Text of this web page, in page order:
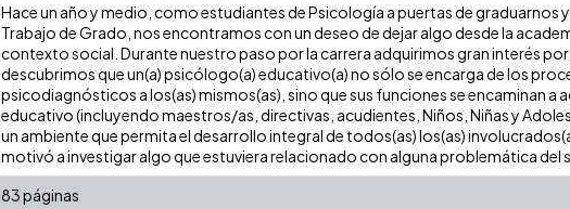
Hace un año y medio, como estudiantes de Psicología a puertas de
Trabajo de Grado, nos encontramos con un deseo de dejar algo desde la
contexto social. Durante nuestro paso por la carrera adquirimos gran interés
descubrimos que un(a) psicólogo(a) educativo(a) no sólo se encarga de los
psicodiagnósticos a los(as) mismos(as), sino que sus funciones se encaminan a
educativo (incluyendo maestros/as, directivas, acudientes, Niños, Niñas y
un ambiente que permita el desarrollo integral de todos(as) los(as)
motivó a investigar algo que estuviera relacionado con alguna problemática del
83 páginas